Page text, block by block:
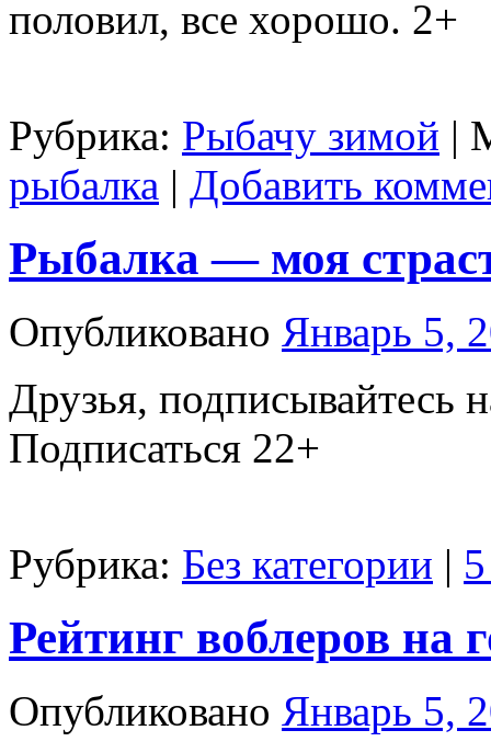
половил, все хорошо. 2+
Рубрика: Рыбачу зимой |
рыбалка | Добавить
Рыбалка — моя
Опубликовано Январь 5,
Друзья, подписывайтесь
Подписаться 22+
Рубрика: Без категории |
Рейтинг воблеров на
Опубликовано Январь 5,